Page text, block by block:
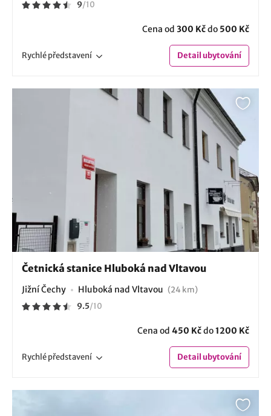
9/10
Cena od 300 Kčdo 500 Kč
Rychlépředstavení Detailubytování
Četnická stanice Hluboká nad Vltavou
Jižní Čechy Hluboká nad Vltavou (24 km)
9.5/10
Cena od 450 Kčdo1200 Kč
Rychlépředstavení Detailubytování